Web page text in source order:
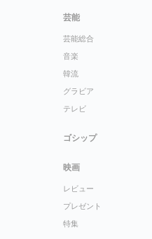
芸能
芸能総合
音楽
韓流
グラビア
テレビ
ゴシップ
映画
レビュー
プレゼント
特集